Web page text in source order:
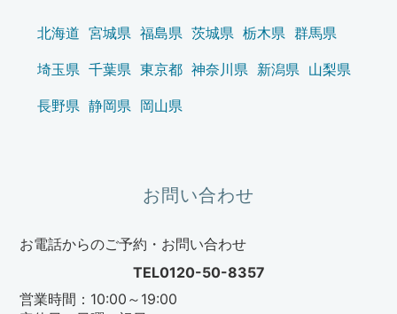
北海道 宮城県 福島県 茨城県 栃木県 群馬県
埼玉県 千葉県 東京都 神奈川県 新潟県 山梨県
長野県 静岡県 岡山県
お問い合わせ
お電話からのご予約・お問い合わせ
TEL0120-50-8357
営業時間：10:00～19:00